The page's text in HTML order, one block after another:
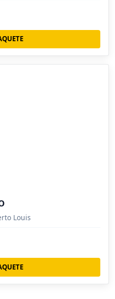
Louis